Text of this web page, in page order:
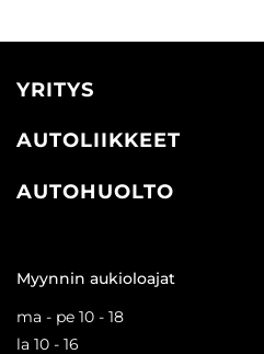
YRITYS
AUTOLIIKKEET
AUTOHUOLTO
Myynnin aukioloajat
ma - pe 10 - 18
la 10 - 16